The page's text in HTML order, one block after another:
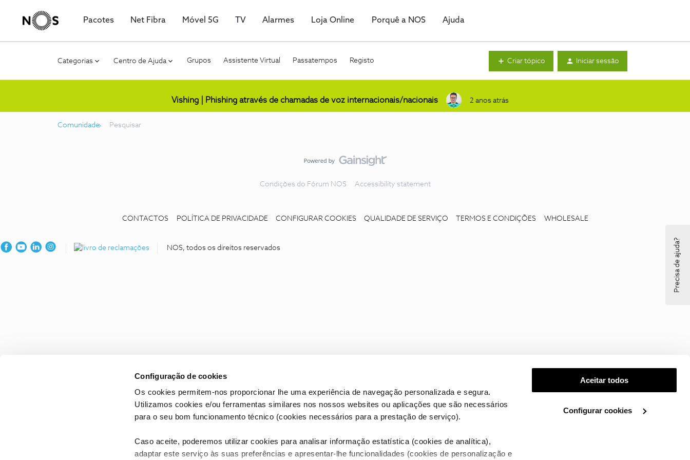
Configuração de cookies
Os cookies permitem-nos proporcionar lhe uma experiência de navegação personalizada e segura.
Utilizamos cookies e/ou ferramentas similares nos nossos websites ou aplicações que são necessários
para o seu bom funcionamento técnico (cookies necessários para a prestação de serviço).
Caso aceite, poderemos utilizar cookies para analisar informação estatística (cookies de analítica),
adaptar este serviço às suas preferências e apresentar-lhe funcionalidades (cookies de personalização e
Aceitar todos
Configurar cookies
Pacotes Net Fibra Móvel 5G TV Alarmes Loja Online Porquê a NOS Ajuda
Categorias Centro de Ajuda Grupos Assistente Virtual Passatempos Registo Criar tópico Iniciar sessão
Vishing | Phishing através de chamadas de voz internacionais/nacionais 2 anos atrás
Comunidade Pesquisar
Condições do Fórum NOS Accessibility statement
CONTACTOS POLÍTICA DE PRIVACIDADE CONFIGURAR COOKIES QUALIDADE DE SERVIÇO TERMOS E CONDIÇÕES WHOLESALE
NOS, todos os direitos reservados Precisa de ajuda?